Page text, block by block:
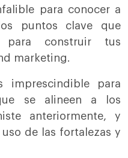
para conocer a
puntos clave que
para construir tus
marketing.
imprescindible para
se alineen a los
anteriormente, y
de las fortalezas y